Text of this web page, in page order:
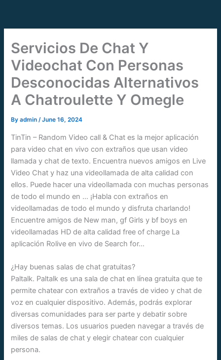
content
Servicios De Chat Y
Videochat Con Personas
Desconocidas Alternativos
A Chatroulette Y Omegle
Byadmin/June 16, 2024
TinTin – Random Video call & Chat es la mejor aplicación
para video chat en vivo con extraños que usan video
llamada y chat de texto. Encuentra nuevos amigos en Live
Video Chat y haz una videollamada de alta calidad con
ellos. Puede hacer una videollamada con muchas personas
de todo el mundo en … ¡Habla con extraños en
videollamadas de todo el mundo y disfruta charlando!
Encuentre amigos de New man, gf Girls y bf boys en
videollamadas HD de alta calidad free of charge La
aplicación Rolive en vivo de Search for…
¿Hay buenas salas de chat gratuitas?
Paltalk. Paltalk es una sala de chat en línea gratuita que te
permite chatear con extraños a través de video y chat de
voz en cualquier dispositivo. Además, podrás explorar
diversas comunidades para ser parte y debatir sobre
diversos temas. Los usuarios pueden navegar a través de
miles de salas de chat y elegir chatear con cualquier
persona.